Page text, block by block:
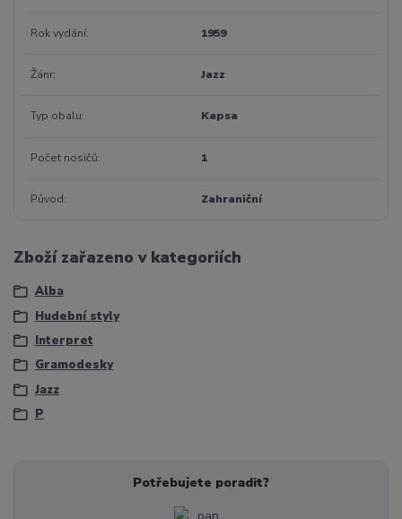
Rok vydání 1959
Žánr Jazz
Typ obalu Kapsa
Počet nosičů 1
Původ Zahraniční
Zboží zařazeno v kategoriích
Alba
Hudební styly
Interpret
Gramodesky
Jazz
P
Potřebujete poradit?